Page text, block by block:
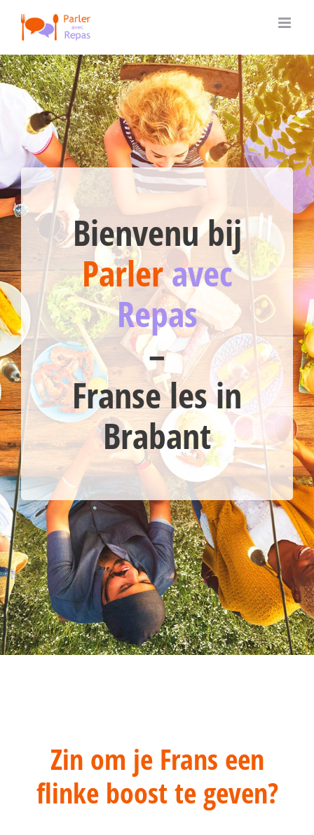
naar
inhoud
Bienvenu bij
Parleravec
Repas
–
Franse les in
Brabant
Zin om je Frans een
flinke boost te geven?